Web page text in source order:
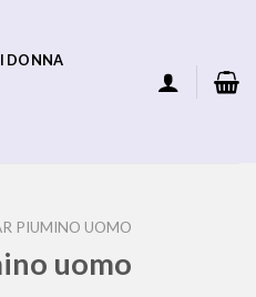
DONNA
PIUMINO UOMO
uomo